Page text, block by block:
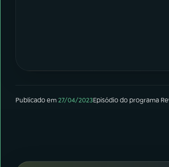
Publicado em27/04/2023Episódiodo programa